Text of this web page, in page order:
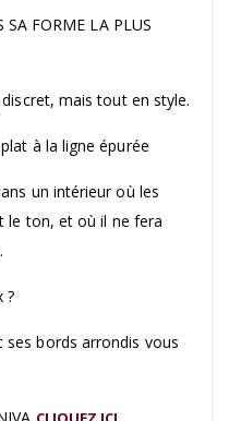
FORME LA PLUS
mais tout en style.
à la ligne épurée
un intérieur où les
le ton, et où il ne fera
?
ses bords arrondis vous